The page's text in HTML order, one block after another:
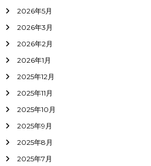
2026年5月
2026年3月
2026年2月
2026年1月
2025年12月
2025年11月
2025年10月
2025年9月
2025年8月
2025年7月